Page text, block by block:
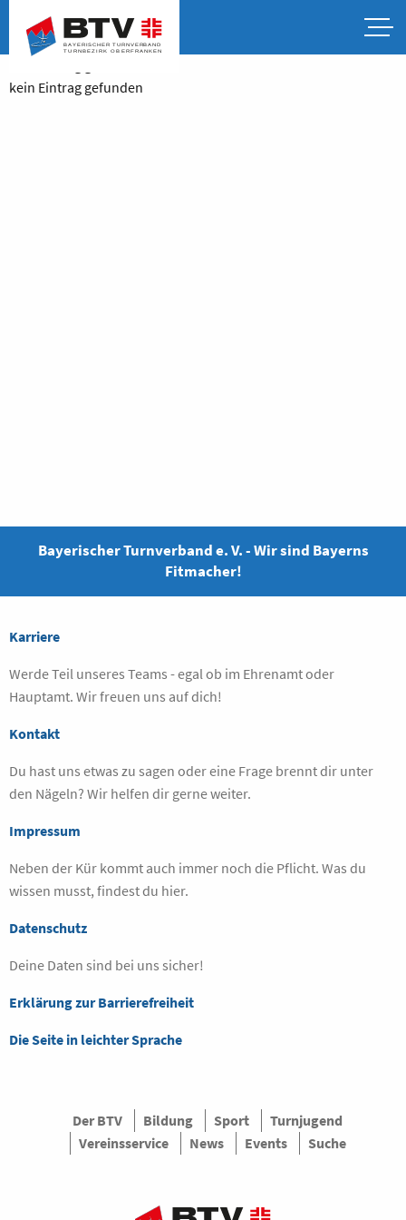
kein Eintrag gefunden
Bayerischer Turnverband e. V. - Wir sind Bayerns
Fitmacher!
Karriere
Werde Teil unseres Teams - egal ob im Ehrenamt oder
Hauptamt. Wir freuen uns auf dich!
Kontakt
Du hast uns etwas zu sagen oder eine Frage brennt dir unter
den Nägeln? Wir helfen dir gerne weiter.
Impressum
Neben der Kür kommt auch immer noch die Pflicht. Was du
wissen musst, findest du hier.
Datenschutz
Deine Daten sind bei uns sicher!
Erklärung zur Barrierefreiheit
Die Seite in leichter Sprache
Der BTV Bildung Sport
Turnjugend
Vereinsservice
News Events Suche